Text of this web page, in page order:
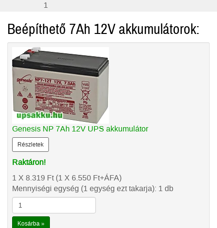
1
Beépíthető 7Ah 12V akkumulátorok:
Genesis NP 7Ah 12V UPS akkumulátor
Részletek
Raktáron!
1 X 8.319 Ft(1 X 6.550 Ft+ÁFA)
Mennyiségi egység (1 egység ezt takarja): 1 db
Kosárba »